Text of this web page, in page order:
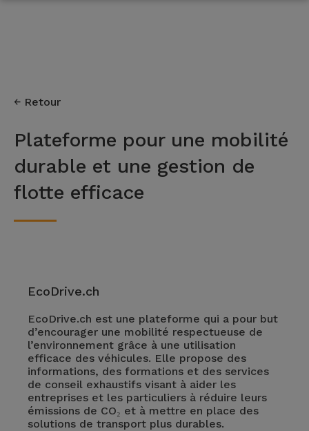
Retour
Plateforme pour une mobilité
durable et une gestion de
flotte efficace
EcoDrive.ch
EcoDrive.ch est une plateforme qui a pour but
d’encourager une mobilité respectueuse de
l’environnement grâce à une utilisation
efficace des véhicules. Elle propose des
informations, des formations et des services
de conseil exhaustifs visant à aider les
entreprises et les particuliers à réduire leurs
émissions de CO₂ et à mettre en place des
solutions de transport plus durables.